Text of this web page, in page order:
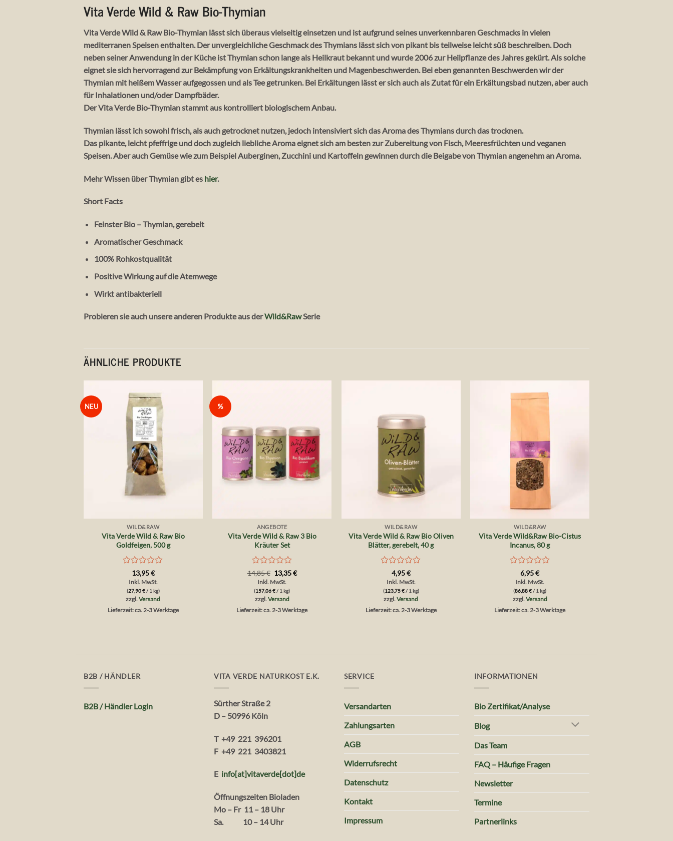
Vita Verde Wild & Raw Bio-Thymian
Vita Verde Wild & Raw Bio-Thymian lässt sich überaus vielseitig einsetzen und ist aufgrund seines unverkennbaren Geschmacks in vielen
mediterranen Speisen enthalten. Der unvergleichliche Geschmack des Thymians lässt sich von pikant bis teilweise leicht süß beschreiben. Doch
neben seiner Anwendung in der Küche ist Thymian schon lange als Heilkraut bekannt und wurde 2006 zur Heilpflanze des Jahres gekürt. Als solche
eignet sie sich hervorragend zur Bekämpfung von Erkältungskrankheiten und Magenbeschwerden. Bei eben genannten Beschwerden wir der
Thymian mit heißem Wasser aufgegossen und als Tee getrunken. Bei Erkältungen lässt er sich auch als Zutat für ein Erkältungsbad nutzen, aber auch
für Inhalationen und/oder Dampfbäder.
Der Vita Verde Bio-Thymian stammt aus kontrolliert biologischem Anbau.
Thymian lässt ich sowohl frisch, als auch getrocknet nutzen, jedoch intensiviert sich das Aroma des Thymians durch das trocknen.
Das pikante, leicht pfeffrige und doch zugleich liebliche Aroma eignet sich am besten zur Zubereitung von Fisch, Meeresfrüchten und veganen
Speisen. Aber auch Gemüse wie zum Beispiel Auberginen, Zucchini und Kartoffeln gewinnen durch die Beigabe von Thymian angenehm an Aroma.
Mehr Wissen über Thymian gibt es hier.
Short Facts
Feinster Bio – Thymian, gerebelt
Aromatischer Geschmack
100% Rohkostqualität
Positive Wirkung auf die Atemwege
Wirkt antibakteriell
Probieren sie auch unsere anderen Produkte aus derWild&RawSerie
ÄHNLICHE PRODUKTE
NEU
WILD&RAW
Vita Verde Wild & Raw Bio
Goldfeigen, 500 g
Bewertet
mit
von
5
13,95€
Inkl. MwSt.
(27,90€/ 1 kg)
zzgl.Versand
Lieferzeit: ca. 2-3 Werktage
%
ANGEBOTE
Vita Verde Wild & Raw 3 Bio
Kräuter Set
Bewertet
mit
0
von
5
14,85€ Ursprünglicher
Preis
war:
14,85 €
13,35€Aktueller
Inkl. MwSt.
(157,06€/ 1 kg)
zzgl. Versand
Lieferzeit: ca. 2-3 Werktage
Wunschliste
WILD&RAW
Vita Verde Wild & Raw Bio Oliven
Blätter, gerebelt, 40 g
Bewertet
mit
0
von
5
4,95€
Inkl. MwSt.
(123,75€/ 1 kg)
zzgl.Versand
Lieferzeit: ca. 2-3 Werktage
WILD&RAW
Vita Verde Wild&Raw Bio-Cistus
Incanus, 80 g
Bewertet
mit
von
5
6,95€
Inkl. MwSt.
(86,88€/ 1 kg)
zzgl. Versand
Lieferzeit: ca. 2-3 Werktage
B2B / HÄNDLER
B2B / Händler Login
VITA VERDE NATURKOST E.K.
Sürther Straße 2
D – 50996 Köln
T +49 221 396201
F +49 221 3403821
E info[at]vitaverde[dot]de
Öffnungszeiten Bioladen
Mo – Fr 11 – 18 Uhr
Sa. 10 – 14 Uhr
SERVICE
Versandarten
Zahlungsarten
AGB
Widerrufsrecht
Datenschutz
Kontakt
Impressum
INFORMATIONEN
Bio Zertifikat/Analyse
Blog
Das Team
FAQ – Häufige Fragen
Newsletter
Termine
Partnerlinks